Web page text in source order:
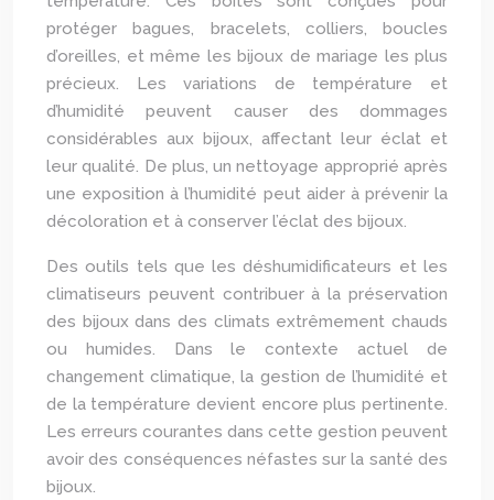
protéger bagues, bracelets, colliers, boucles
d’oreilles, et même les bijoux de mariage les plus
précieux. Les variations de température et
d’humidité peuvent causer des dommages
considérables aux bijoux, affectant leur éclat et
leur qualité. De plus, un nettoyage approprié après
une exposition à l’humidité peut aider à prévenir la
décoloration et à conserver l’éclat des bijoux.
Des outils tels que les déshumidificateurs et les
climatiseurs peuvent contribuer à la préservation
des bijoux dans des climats extrêmement chauds
ou humides. Dans le contexte actuel de
changement climatique, la gestion de l’humidité et
de la température devient encore plus pertinente.
Les erreurs courantes dans cette gestion peuvent
avoir des conséquences néfastes sur la santé des
bijoux.